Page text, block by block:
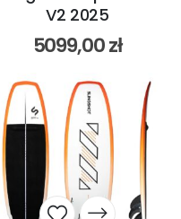
V2 2025
5099,00zł